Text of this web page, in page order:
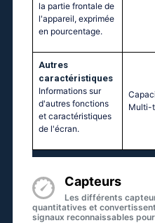
la partie frontale de
l'appareil, exprimée
en pourcentage.
Autres
caractéristiques
Informations sur
d'autres fonctions
et caractéristiques
de l'écran.
Multi-
Capteurs
Les différents
quantitatives et
signaux reconnaissables